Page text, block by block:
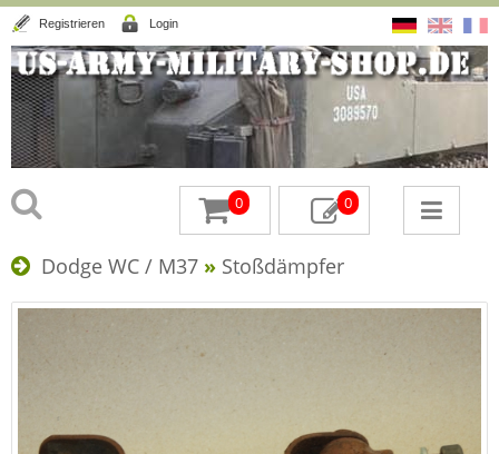
Registrieren Login
0 0
Dodge WC / M37 » Stoßdämpfer